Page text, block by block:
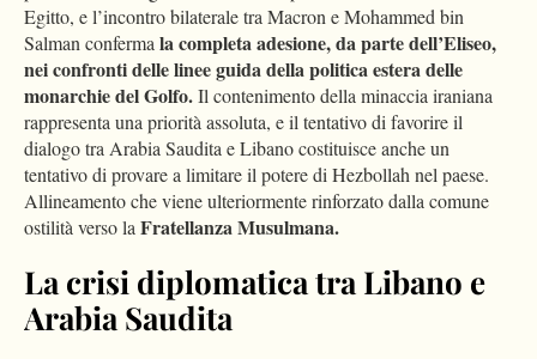
Egitto, e l’incontro bilaterale tra Macron e Mohammed bin
Salman confermala completa adesione, da parte dell’Eliseo,
nei confronti delle linee guida della politica estera delle
monarchie del Golfo.Il contenimento della minaccia iraniana
rappresenta una priorità assoluta, e il tentativo di favorire il
dialogo tra Arabia Saudita e Libano costituisce anche un
tentativo di provare a limitare il potere di Hezbollah nel paese.
Allineamento che viene ulteriormente rinforzato dalla comune
ostilità verso laFratellanza Musulmana.
La crisi diplomatica tra Libano e
Arabia Saudita